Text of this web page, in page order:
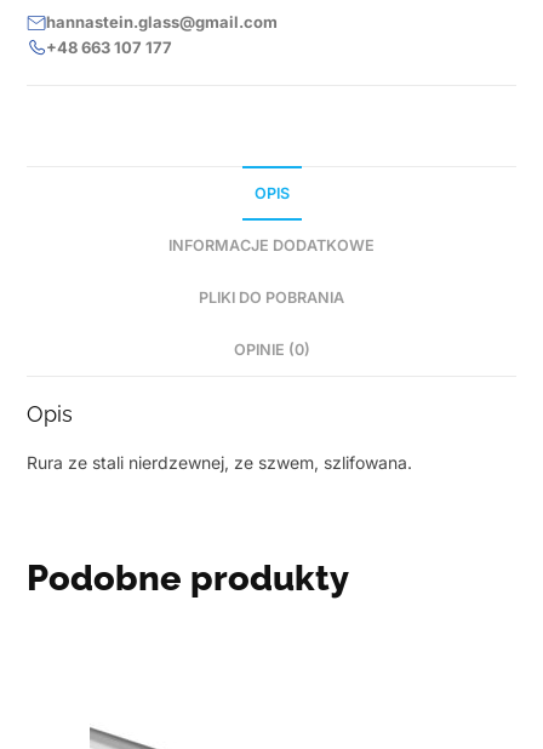
hannastein.glass@gmail.com
+48 663 107 177
OPIS
INFORMACJE DODATKOWE
PLIKI DO POBRANIA
OPINIE (0)
Opis
Rura ze stali nierdzewnej, ze szwem, szlifowana.
Podobne produkty